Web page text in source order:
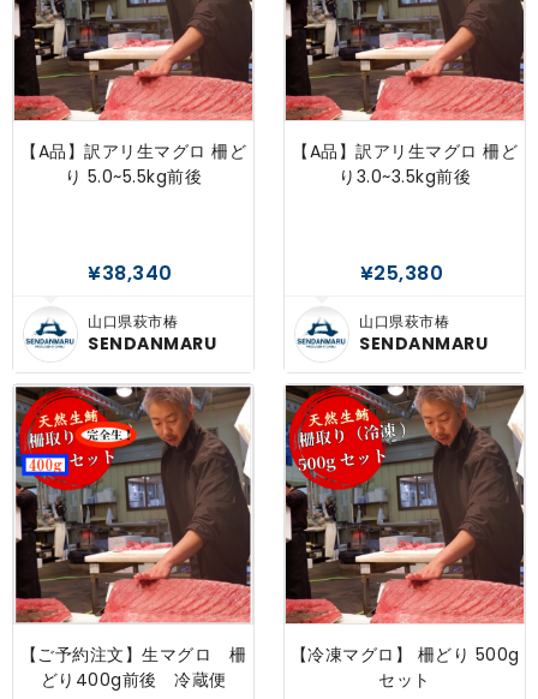
【A品】訳アリ生マグロ 柵ど
り 5.0~5.5kg前後
¥38,340
山口県萩市椿
SENDANMARU
【A品】訳アリ生マグロ 柵ど
り3.0~3.5kg前後
¥25,380
山口県萩市椿
SENDANMARU
【ご予約注文】生マグロ 柵
どり400g前後 冷蔵便
【冷凍マグロ】 柵どり 500g
セット